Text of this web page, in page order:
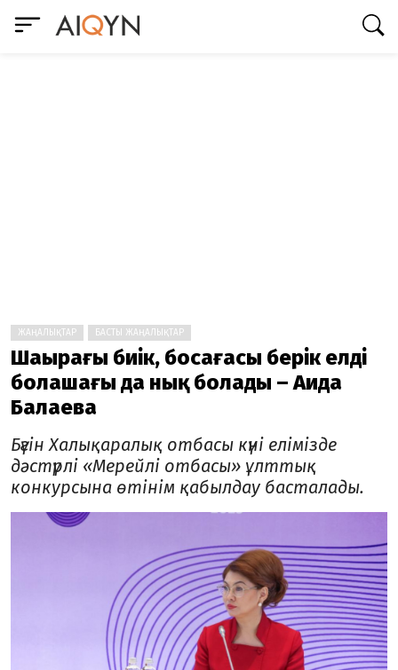
ЖАҢАЛЫҚТАР БАСТЫ ЖАҢАЛЫҚТАР
Шаңырағы биік, босағасы берік елдің
болашағы да нық болады – Аида
Балаева
Бүгін Халықаралық отбасы күні елімізде
дәстүрлі «Мерейлі отбасы» ұлттық
конкурсына өтінім қабылдау басталады.